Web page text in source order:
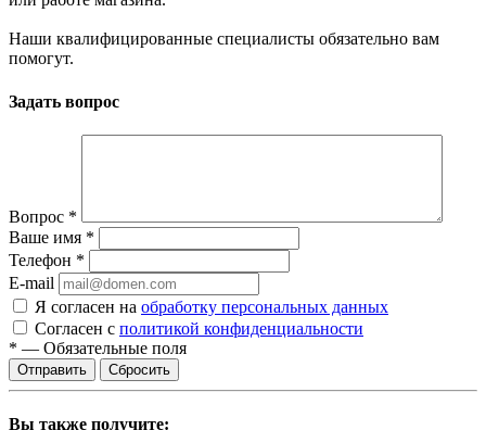
Наши квалифицированные специалисты обязательно вам
помогут.
Задать вопрос
Вопрос *
Ваше имя *
Телефон *
E-mail
Я согласен на обработку персональных данных
Согласен с политикой конфиденциальности
* — Обязательные поля
Сбросить
Вы также получите: